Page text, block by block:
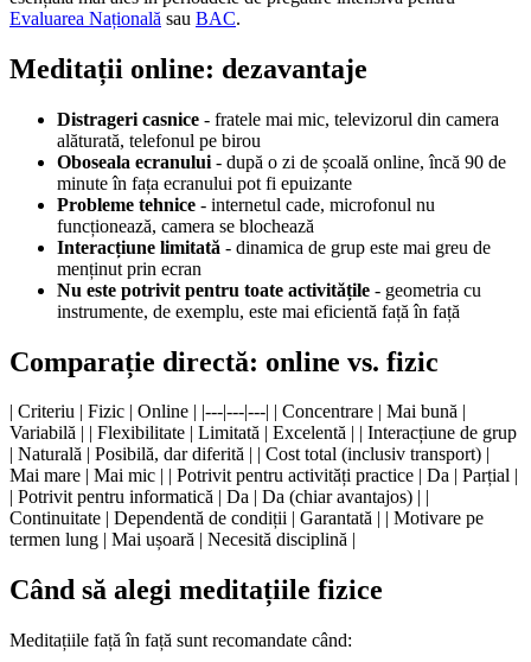
Evaluarea Națională sau BAC.
Meditații online: dezavantaje
Distrageri casnice - fratele mai mic, televizorul din camera
alăturată, telefonul pe birou
Oboseala ecranului - după o zi de școală online, încă 90 de
minute în fața ecranului pot fi epuizante
Probleme tehnice - internetul cade, microfonul nu
funcționează, camera se blochează
Interacțiune limitată - dinamica de grup este mai greu de
menținut prin ecran
Nu este potrivit pentru toate activitățile - geometria cu
instrumente, de exemplu, este mai eficientă față în față
Comparație directă: online vs. fizic
| Criteriu | Fizic | Online | |---|---|---| | Concentrare | Mai bună |
Variabilă | | Flexibilitate | Limitată | Excelentă | | Interacțiune de grup
| Naturală | Posibilă, dar diferită | | Cost total (inclusiv transport) |
Mai mare | Mai mic | | Potrivit pentru activități practice | Da | Parțial |
| Potrivit pentru informatică | Da | Da (chiar avantajos) | |
Continuitate | Dependentă de condiții | Garantată | | Motivare pe
termen lung | Mai ușoară | Necesită disciplină |
Când să alegi meditațiile fizice
Meditațiile față în față sunt recomandate când: